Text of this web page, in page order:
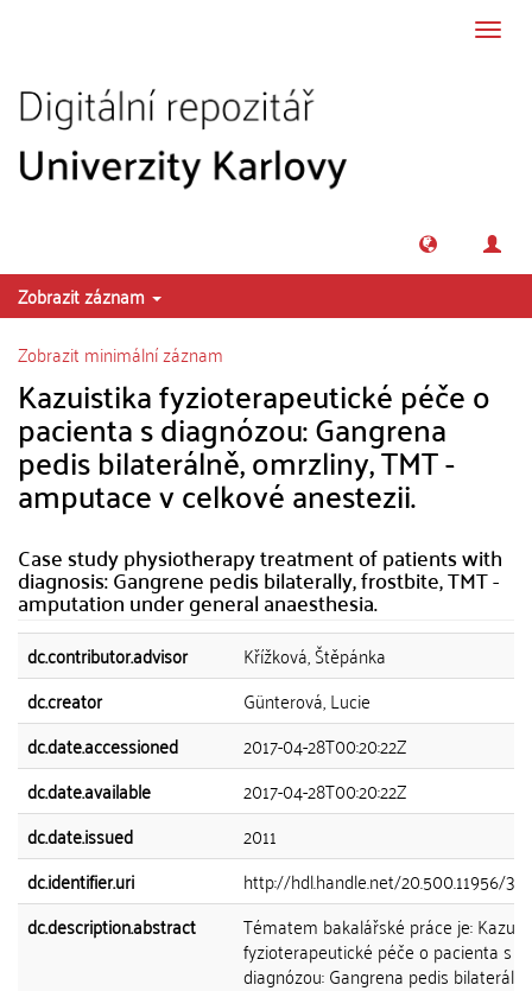
Zobrazit záznam
Zobrazit minimální záznam
Kazuistika fyzioterapeutické péče o
pacienta s diagnózou: Gangrena
pedis bilaterálně, omrzliny, TMT -
amputace v celkové anestezii.
Case study physiotherapy treatment of patients with
diagnosis: Gangrene pedis bilaterally, frostbite, TMT -
amputation under general anaesthesia.
dc.contributor.advisor
Křížková, Štěpánka
dc.creator
Günterová, Lucie
dc.date.accessioned
2017-04-28T00:20:22Z
dc.date.available
2017-04-28T00:20:22Z
dc.date.issued
2011
dc.identifier.uri
http://hdl.handle.net/20.500.11956/
dc.description.abstract
Tématem bakalářské práce je:
fyzioterapeutické péče o pacienta s
diagnózou: Gangrena pedis